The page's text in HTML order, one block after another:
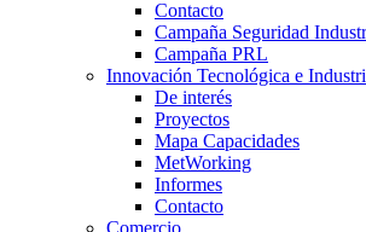
Contacto
Campaña Seguridad
Campaña PRL
Innovación Tecnológica e
De interés
Proyectos
Mapa Capacidades
MetWorking
Informes
Contacto
Comercio